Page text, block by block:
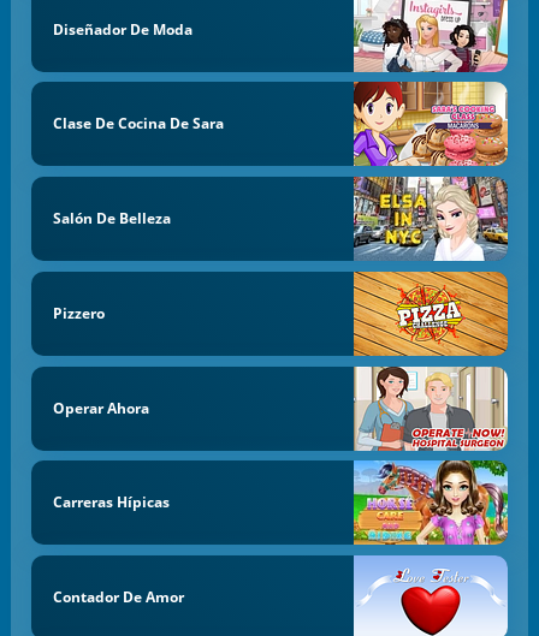
Diseñador De Moda
Clase De Cocina De Sara
Salón De Belleza
Pizzero
Operar Ahora
Carreras Hípicas
Contador De Amor